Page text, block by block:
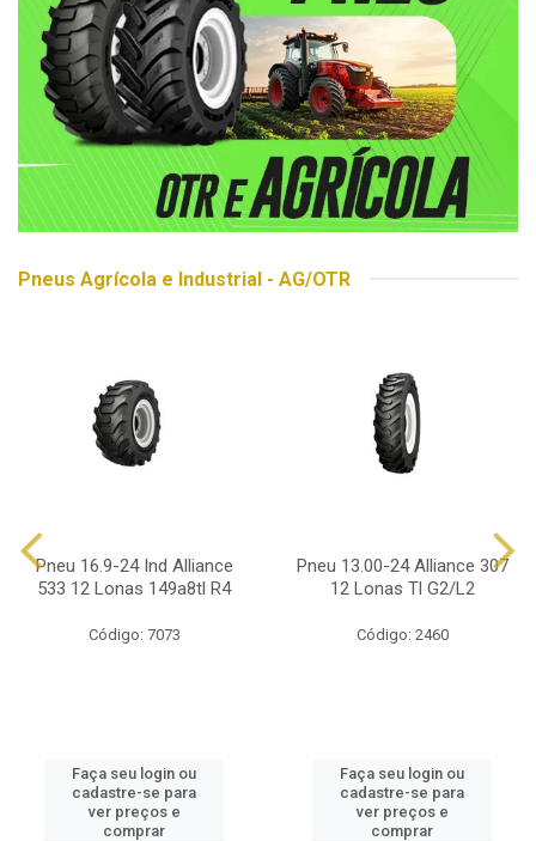
Pneus Agrícola e Industrial - AG/OTR
Pneu 16.9-24 Ind Alliance
533 12 Lonas 149a8tl R4
Código: 7073
Faça seu login ou
cadastre-se para
ver preços e
comprar
Pneu 13.00-24 Alliance 307
12 Lonas Tl G2/L2
Código: 2460
Faça seu login ou
cadastre-se para
ver preços e
comprar